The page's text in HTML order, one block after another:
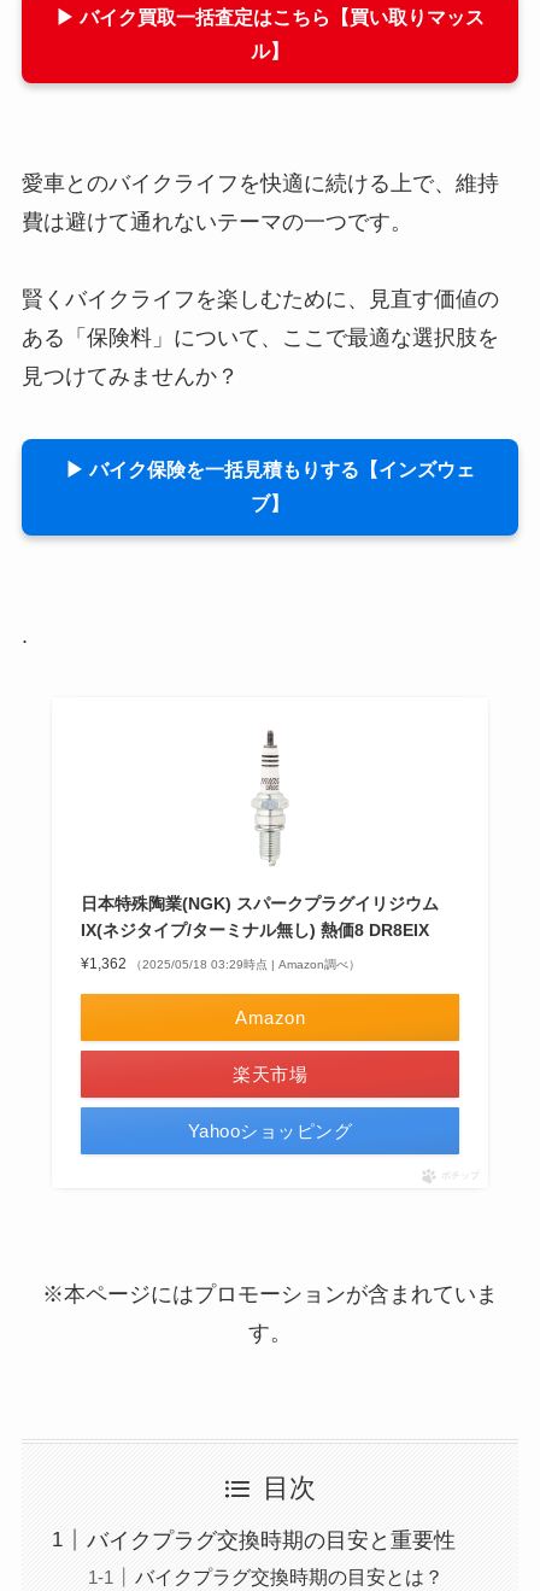
▶ バイク買取一括査定はこちら【買い取りマッス
ル】
愛車とのバイクライフを快適に続ける上で、維持
費は避けて通れないテーマの一つです。
賢くバイクライフを楽しむために、見直す価値の
ある「保険料」について、ここで最適な選択肢を
見つけてみませんか？
▶ バイク保険を一括見積もりする【インズウェ
ブ】
.
日本特殊陶業(NGK) スパークプラグイリジウム
IX(ネジタイプ/ターミナル無し) 熱価8 DR8EIX
¥1,362 （2025/05/18 03:29時点 | Amazon調べ）
Amazon
楽天市場
Yahooショッピング
ポチップ
※本ページにはプロモーションが含まれていま
す。
目次
バイクプラグ交換時期の目安と重要性
バイクプラグ交換時期の目安とは？